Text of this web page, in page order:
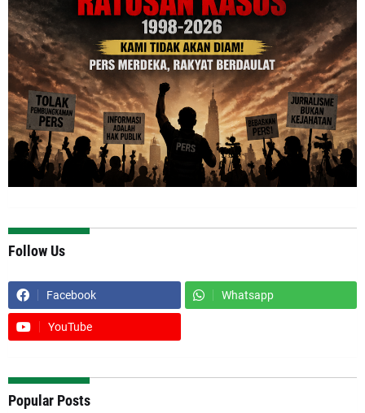
Follow Us
Facebook Whatsapp
YouTube
Popular Posts